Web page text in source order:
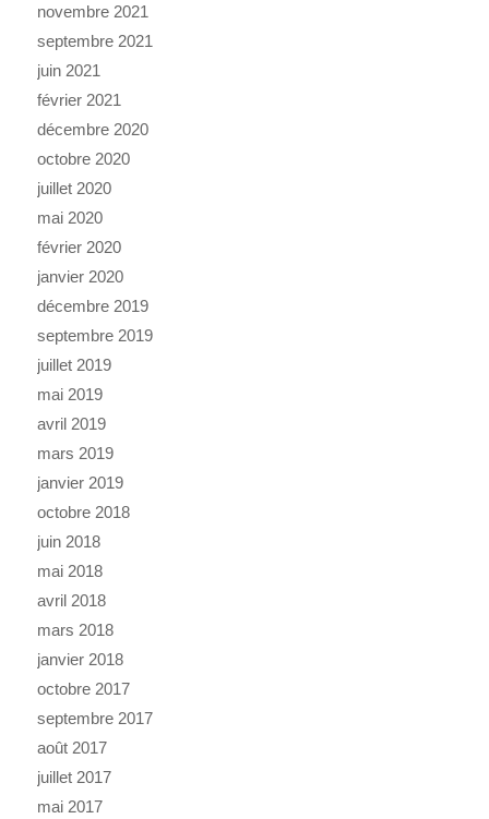
novembre 2021
septembre 2021
juin 2021
février 2021
décembre 2020
octobre 2020
juillet 2020
mai 2020
février 2020
janvier 2020
décembre 2019
septembre 2019
juillet 2019
mai 2019
avril 2019
mars 2019
janvier 2019
octobre 2018
juin 2018
mai 2018
avril 2018
mars 2018
janvier 2018
octobre 2017
septembre 2017
août 2017
juillet 2017
mai 2017